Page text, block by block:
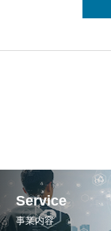
Service
事業内容